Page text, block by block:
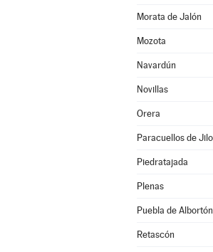
Morata de Jalón
Mozota
Navardún
Novillas
Orera
Paracuellos de
Piedratajada
Plenas
Puebla de Albortón
Retascón